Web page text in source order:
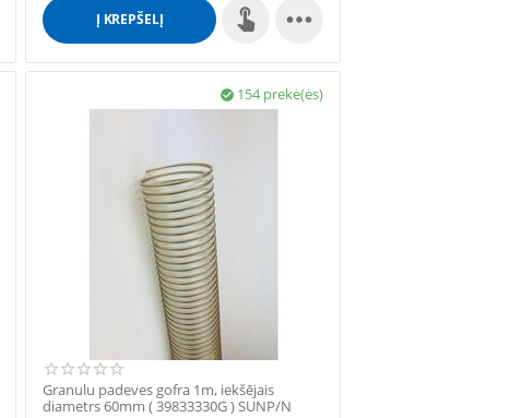
Į KREPŠELĮ 
154 prekė(ės)

Granulu padeves gofra 1m, iekšējais
diametrs 60mm ( 39833330G ) SUNP/N